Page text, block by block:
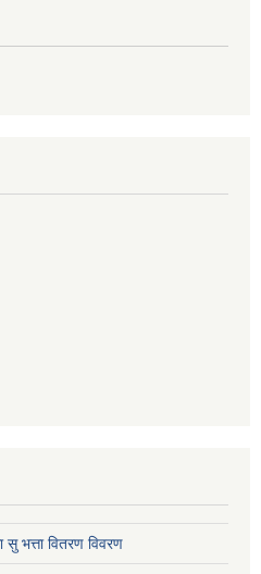
भत्ता वितरण विवरण